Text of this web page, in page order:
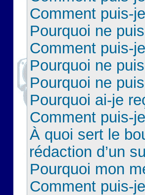
Comment puis-
Pourquoi ne
Comment puis-
Pourquoi ne
Pourquoi ne
Pourquoi ai-je
Comment puis-
À quoi sert le
rédaction d’un
Pourquoi mon
Comment puis-